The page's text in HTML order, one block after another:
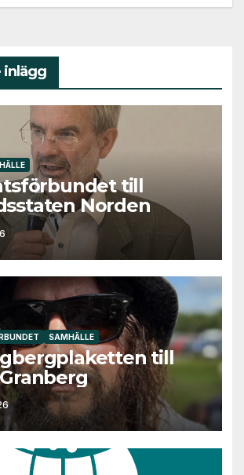
inlägg
till
Norden
SAMHÄLLE
till
Nödvändiga
Dessa kakor
går inte att
välja bort. De
behövs för
att hemsidan
över huvud
taget ska
Statistik
För att vi ska
kunna
förbättra
hemsidans
funktionalitet
och
uppbyggnad,
baserat på
hur
hemsidan